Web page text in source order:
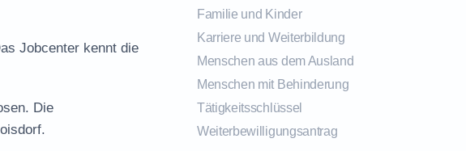
Jobcenter kennt die
Die
Familie und Kinder
Karriere und Weiterbildung
Menschen aus dem Ausland
Menschen mit Behinderung
Tätigkeitsschlüssel
Weiterbewilligungsantrag